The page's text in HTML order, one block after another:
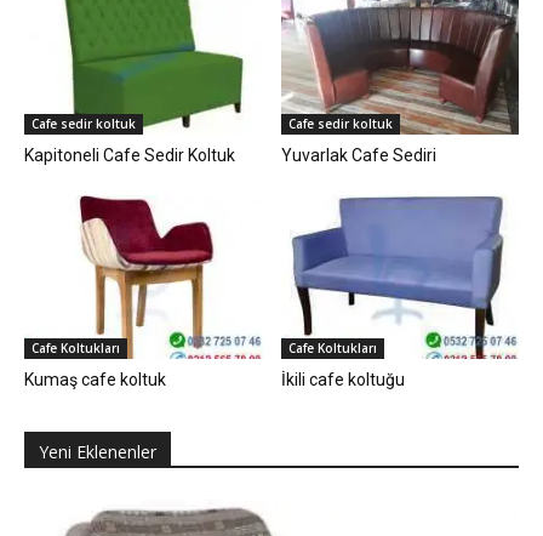
Cafe sedir koltuk
Kapitoneli Cafe Sedir Koltuk
Cafe sedir koltuk
Yuvarlak Cafe Sediri
Cafe Koltukları
Kumaş cafe koltuk
Cafe Koltukları
İkili cafe koltuğu
Yeni Eklenenler